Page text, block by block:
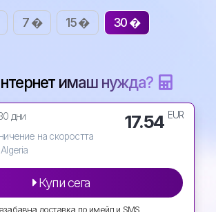
7 � 15 � 30 �
имаш нужда?
дни
на скоростта
17.54 EUR
Купи сега
доставка по имейл и SMS